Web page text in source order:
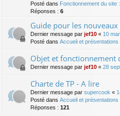
Posté dans Fonctionnement du site
Réponses : 6
Guide pour les
Dernier message par jef10 « 10
Posté dans Accueil et
Objet et fonctionnement
Dernier message par jef10 « 28
Charte de TP - A lire
Dernier message par supercook «
Posté dans Accueil et
Réponses : 121